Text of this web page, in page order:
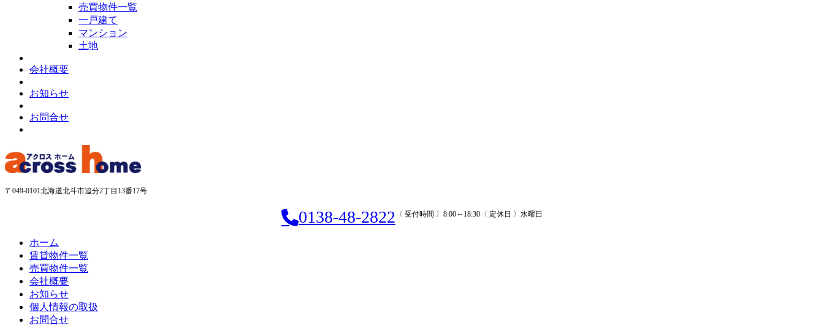
売買物件一覧
一戸建て
マンション
土地
会社概要
お知らせ
お問合せ
〒049-0101北海道北斗市追分2丁目13番17号
0138-48-2822 〈 受付時間 〉8:00～18:30 〈 定休日 〉水曜日
ホーム
賃貸物件一覧
売買物件一覧
会社概要
お知らせ
個人情報の取扱
お問合せ